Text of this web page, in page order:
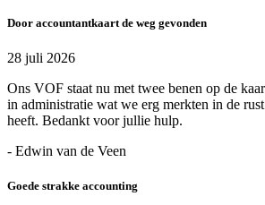
Door accountantkaart de weg gevonden
28 juli 2026
Ons VOF staat nu met twee benen op de
in administratie wat we erg merkten in de
heeft. Bedankt voor jullie hulp.
- Edwin van de Veen
Goede strakke accounting